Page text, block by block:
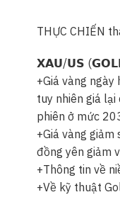
THỰC CHIẾN
𝗫𝗔𝗨/𝗨𝗦
+Giá vàng
tuy nhiên giá
phiên ở mức
+Giá vàng
đồng yên giảm
+Thông tin về
+Về kỹ thuật